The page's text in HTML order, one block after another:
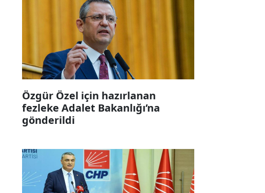
Özgür Özel için hazırlanan
fezleke Adalet Bakanlığı’na
gönderildi